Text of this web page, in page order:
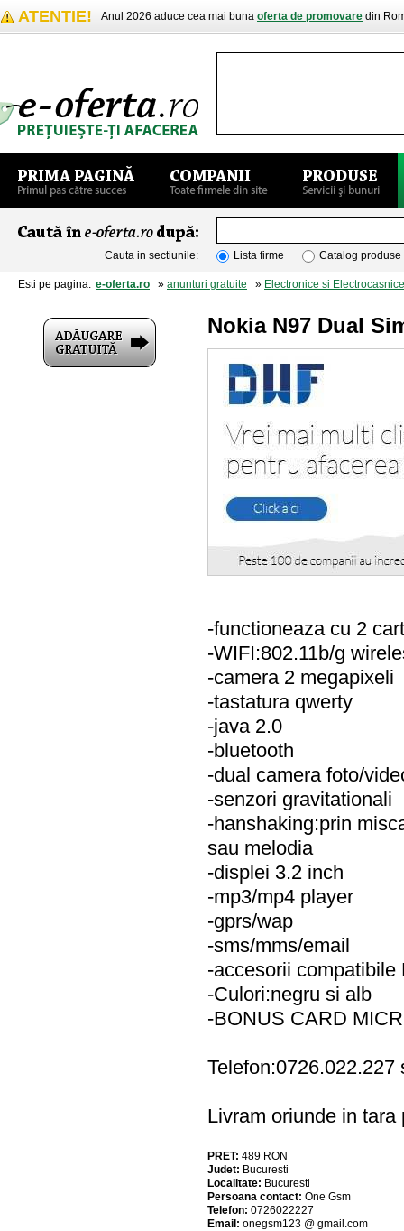
ATENTIE! Anul 2026 aduce cea mai buna oferta de promovare din
Cauta in sectiunile: Lista firme Catalog produse
Esti pe pagina: e-oferta.ro » anunturi gratuite » Electronice si Electrocasnice
Nokia N97 Dual
-functioneaza cu 2
-WIFI:802.11b/g
-camera 2 megapixeli
-tastatura qwerty
-java 2.0
-bluetooth
-dual camera foto/
-senzori gravitationali
-hanshaking:prin
sau melodia
-displei 3.2 inch
-mp3/mp4 player
-gprs/wap
-sms/mms/email
-accesorii compatibile
-Culori:negru si alb
-BONUS CARD
Telefon:0726.022.227
Livram oriunde in
PRET: 489 RON
Judet: Bucuresti
Localitate: Bucuresti
Persoana contact: One Gsm
Telefon: 0726022227
Email: onegsm123 @ gmail.com